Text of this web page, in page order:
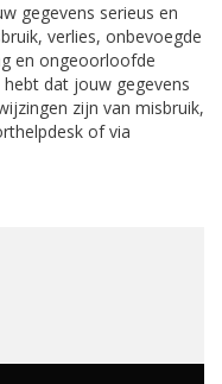
gegevens serieus en
verlies, onbevoegde
en ongeoorloofde
dat jouw gegevens
zijn van misbruik,
of via